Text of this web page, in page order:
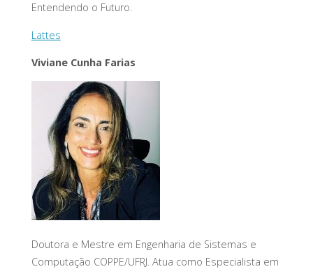
Entendendo o Futuro.
Lattes
Viviane Cunha Farias
Doutora e Mestre em Engenharia de Sistemas e
Computação COPPE/UFRJ. Atua como Especialista em